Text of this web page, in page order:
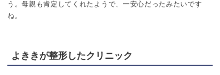
う。母親も肯定してくれたようで、一安心だったみたいです
ね。
よききが整形したクリニック